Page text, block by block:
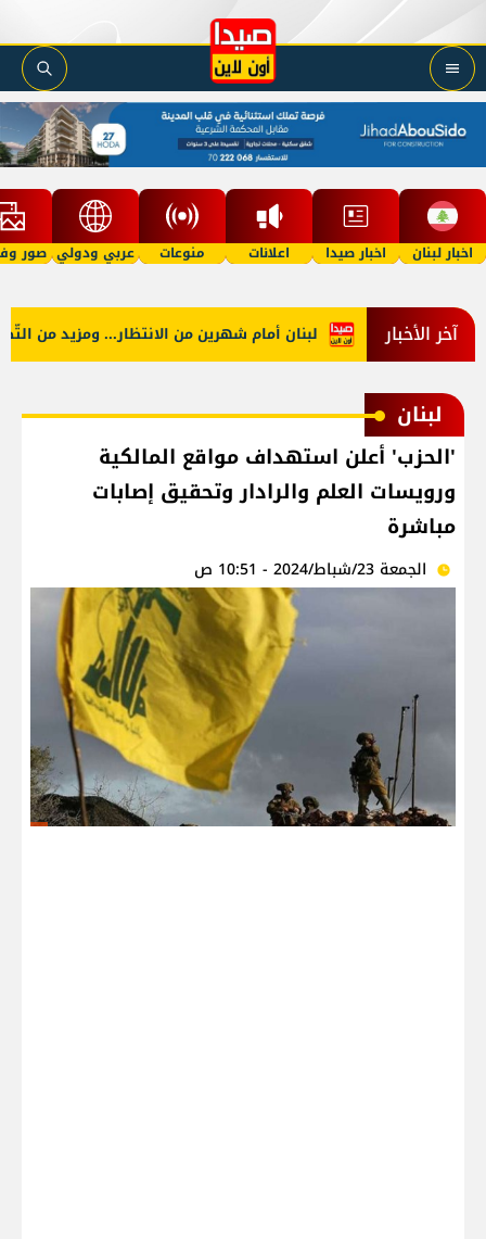
اخبار لبنان اخبار صيدا اعلانات منوعات عربي ودولي صور
آخر الأخبار لبنان أمام شهرين من الانتظار... ومزيد من
لبنان
'الحزب' أعلن استهداف مواقع المالكية
ورويسات العلم والرادار وتحقيق إصابات
مباشرة
الجمعة 23/شباط/2024 - 10:51 ص